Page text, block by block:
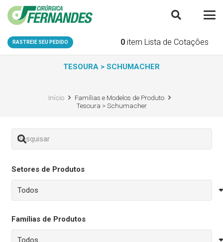
RASTREIE SEU PEDIDO 0 item Lista de Cotações
TESOURA > SCHUMACHER
Início
Famílias e Modelos de Produto
Tesoura > Schumacher
Setores de Produtos
Famílias de Produtos